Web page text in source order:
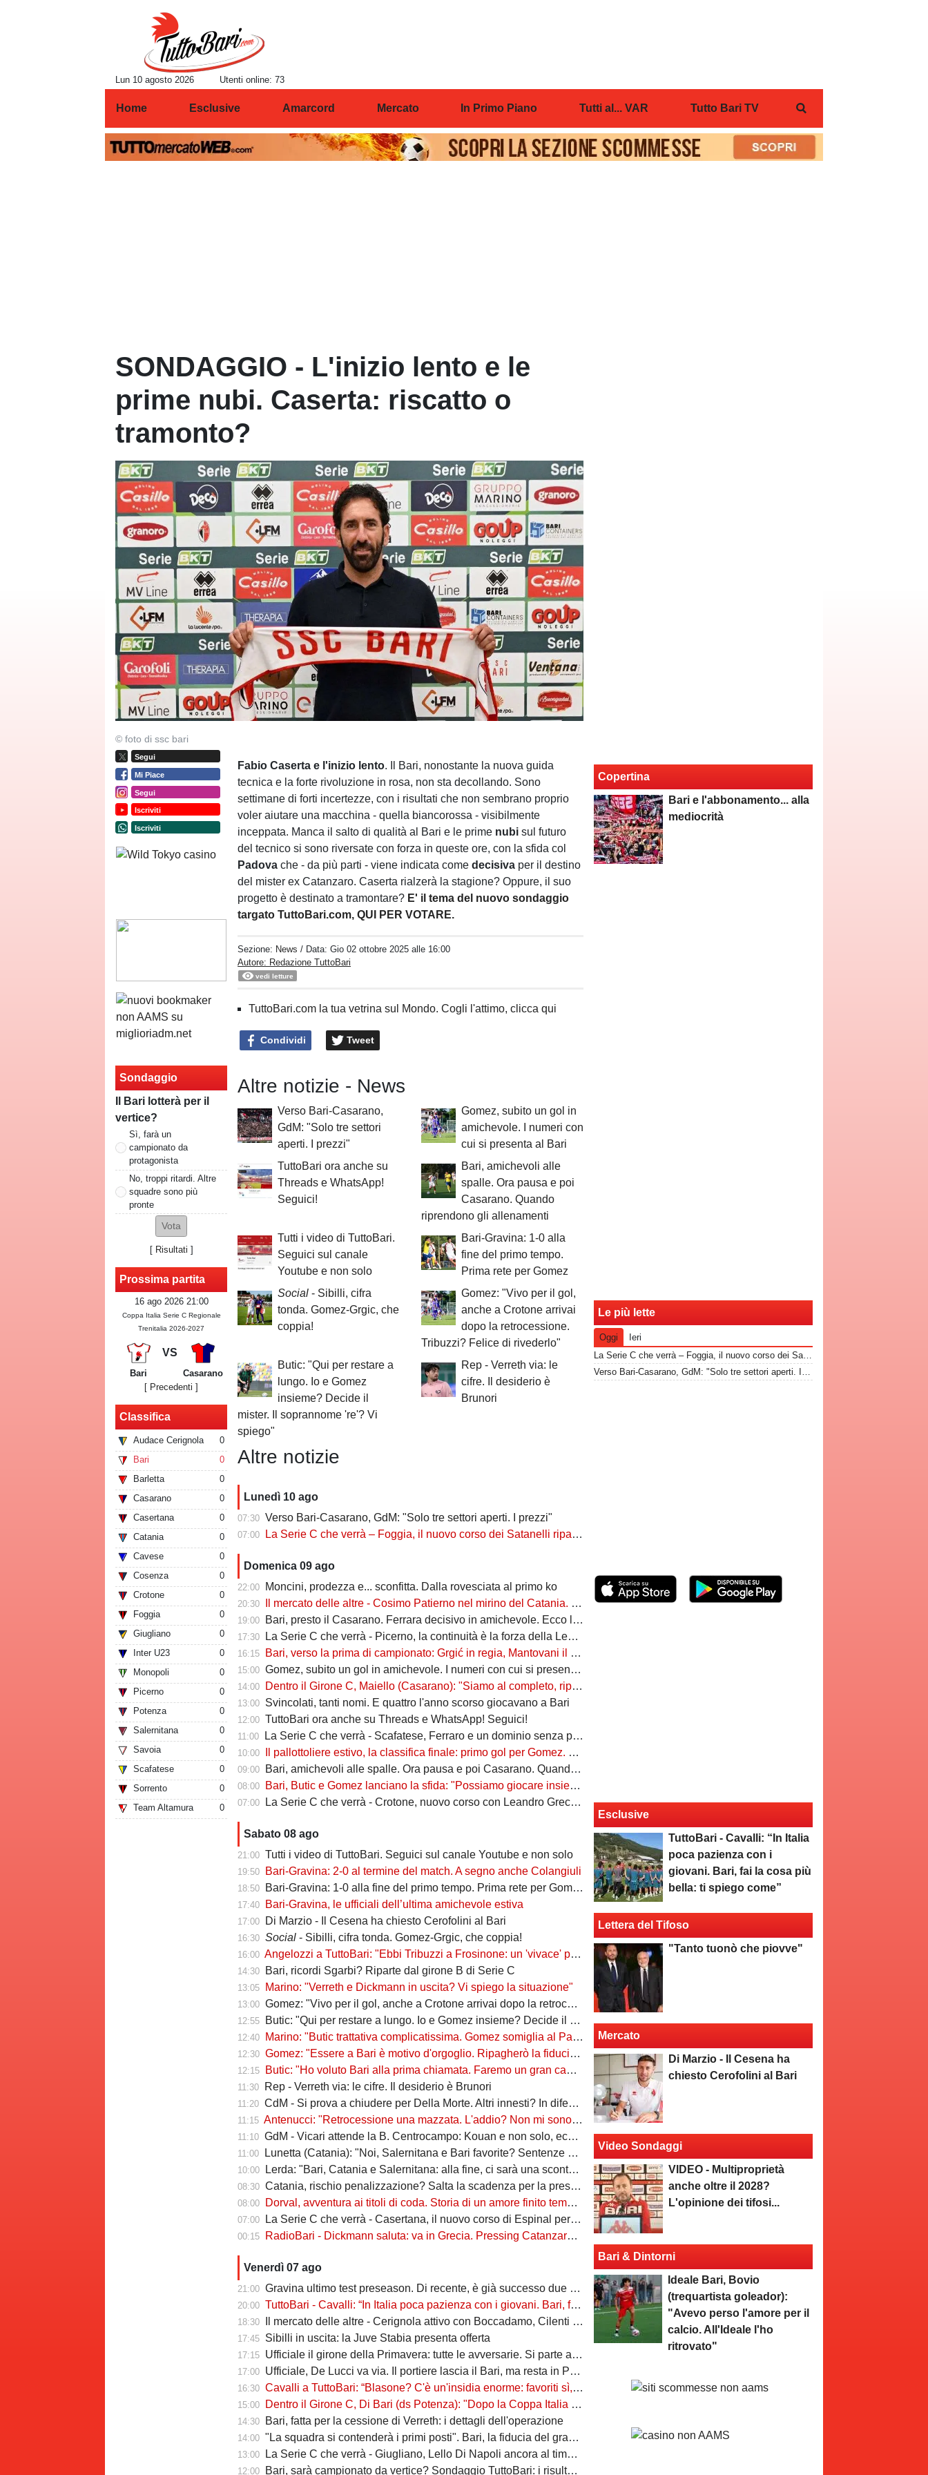
Lun 10 agosto 2026 Utenti online: 73
Home Esclusive Amarcord Mercato In Primo Piano Tutti al... VAR Tutto Bari TV
SONDAGGIO - L'inizio lento e le
prime nubi. Caserta: riscatto o
tramonto?
© foto di ssc bari
Segui
Mi Piace
Segui
Iscriviti
Iscriviti
Sondaggio
Il Bari lotterà per il
vertice?
Sì, farà un
campionato da
protagonista
No, troppi ritardi. Altre
squadre sono più
pronte
[ Risultati ]
Prossima partita
16 ago 2026 21:00
Coppa Italia Serie C Regionale
Trenitalia 2026-2027
VS
Bari
Casarano
[ Precedenti ]
Classifica
Audace Cerignola
0
Bari
0
Barletta
0
Casarano
0
Casertana
0
Catania
0
Cavese
0
Cosenza
0
Crotone
0
Foggia
0
Giugliano
0
Inter U23
0
Monopoli
0
Picerno
0
Potenza
0
Salernitana
0
Savoia
0
Scafatese
0
Sorrento
0
Team Altamura
0
Fabio Caserta e l'inizio lento. Il Bari, nonostante la nuova guida
tecnica e la forte rivoluzione in rosa, non sta decollando. Sono
settimane di forti incertezze, con i risultati che non sembrano proprio
voler aiutare una macchina - quella biancorossa - visibilmente
inceppata. Manca il salto di qualità al Bari e le prime nubisul futuro
del tecnico si sono riversate con forza in queste ore, con la sfida col
Padovache - da più parti - viene indicata comedecisiva per il destino
del mister ex Catanzaro. Caserta rialzerà la stagione? Oppure, il suo
progetto è destinato a tramontare? E' il tema del nuovo sondaggio
targato TuttoBari.com, QUI PER VOTARE.
Sezione: News / Data:Gio 02 ottobre 2025 alle 16:00
Autore: Redazione TuttoBari
vedi letture
TuttoBari.com la tua vetrina sul Mondo. Cogli l'attimo, clicca qui
Condividi Tweet
Altre notizie - News
Verso Bari-Casarano,
GdM: "Solo tre settori
aperti. I prezzi"
Gomez, subito un gol in
amichevole. I numeri con
cui si presenta al Bari
TuttoBari ora anche su
Threads e WhatsApp!
Seguici!
Bari, amichevoli alle
spalle. Ora pausa e poi
Casarano. Quando
riprendono gli allenamenti
Tutti i video di TuttoBari.
Seguici sul canale
Youtube e non solo
Bari-Gravina: 1-0 alla
fine del primo tempo.
Prima rete per Gomez
Social - Sibilli, cifra
tonda. Gomez-Grgic, che
coppia!
Gomez: "Vivo per il gol,
anche a Crotone arrivai
dopo la retrocessione.
Tribuzzi? Felice di rivederlo"
Butic: "Qui per restare a
lungo. Io e Gomez
insieme? Decide il
mister. Il soprannome 're'? Vi
spiego"
Rep - Verreth via: le
cifre. Il desiderio è
Brunori
Altre notizie
Lunedì 10 ago
07:30 Verso Bari-Casarano, GdM: "Solo tre settori aperti. I prezzi"
07:00 La Serie C che verrà – Foggia, il nuovo corso dei Satanelli riparte da Auteri: una piazza storica a caccia di riscatto
Domenica 09 ago
22:00 Moncini, prodezza e... sconfitta. Dalla rovesciata al primo ko
20:30 Il mercato delle altre - Cosimo Patierno nel mirino del Catania. Manzi firma con la Scafatese. Obiettivo Fedel per il Cosenza
19:00 Bari, presto il Casarano. Ferrara decisivo in amichevole. Ecco l'undici schierato
17:30 La Serie C che verrà - Picerno, la continuità è la forza della Leonessa
16:15 Bari, verso la prima di campionato: Grgić in regia, Mantovani il capitano. E Darboe ritrova spazio
15:00 Gomez, subito un gol in amichevole. I numeri con cui si presenta al Bari
14:00 Dentro il Girone C, Maiello (Casarano): "Siamo al completo, ripartiamo con entusiasmo. Di Bari confermato? Abbiamo esultato"
13:00 Svincolati, tanti nomi. E quattro l'anno scorso giocavano a Bari
12:00 TuttoBari ora anche su Threads e WhatsApp! Seguici!
11:00 La Serie C che verrà - Scafatese, Ferraro e un dominio senza precedenti: la matricola che sogna in grande
10:00 Il pallottoliere estivo, la classifica finale: primo gol per Gomez. Colangiuli il re
09:00 Bari, amichevoli alle spalle. Ora pausa e poi Casarano. Quando riprendono gli allenamenti
08:00 Bari, Butic e Gomez lanciano la sfida: "Possiamo giocare insieme. Essere a Bari un onore"
07:00 La Serie C che verrà - Crotone, nuovo corso con Leandro Greco: i pitagorici vogliono restare tra le grandi
Sabato 08 ago
21:00 Tutti i video di TuttoBari. Seguici sul canale Youtube e non solo
19:50 Bari-Gravina: 2-0 al termine del match. A segno anche Colangiuli
18:50 Bari-Gravina: 1-0 alla fine del primo tempo. Prima rete per Gomez
17:40 Bari-Gravina, le ufficiali dell’ultima amichevole estiva
17:00 Di Marzio - Il Cesena ha chiesto Cerofolini al Bari
16:30 Social - Sibilli, cifra tonda. Gomez-Grgic, che coppia!
16:00 Angelozzi a TuttoBari: "Ebbi Tribuzzi a Frosinone: un 'vivace' professionista, in C è un nome importante"
14:30 Bari, ricordi Sgarbi? Riparte dal girone B di Serie C
13:05 Marino: "Verreth e Dickmann in uscita? Vi spiego la situazione"
13:00 Gomez: "Vivo per il gol, anche a Crotone arrivai dopo la retrocessione. Tribuzzi? Felice di rivederlo"
12:55 Butic: "Qui per restare a lungo. Io e Gomez insieme? Decide il mister. Il soprannome 're'? Vi spiego"
12:40 Marino: "Butic trattativa complicatissima. Gomez somiglia al Papu"
12:30 Gomez: "Essere a Bari è motivo d'orgoglio. Ripagherò la fiducia che mi è stata data"
12:15 Butic: "Ho voluto Bari alla prima chiamata. Faremo un gran campionato, daremo tutto"
11:30 Rep - Verreth via: le cifre. Il desiderio è Brunori
11:20 CdM - Si prova a chiudere per Della Morte. Altri innesti? In difesa e a centrocampo
11:15 Antenucci: "Retrocessione una mazzata. L'addio? Non mi sono sentito voluto. Io, Di Cesare e Bianco, la nuova idea"
11:10 GdM - Vicari attende la B. Centrocampo: Kouan e non solo, ecco i monitorati. Della Morte...
11:00 Lunetta (Catania): "Noi, Salernitana e Bari favorite? Sentenze di agosto"
10:00 Lerda: "Bari, Catania e Salernitana: alla fine, ci sarà una scontenta"
08:30 Catania, rischio penalizzazione? Salta la scadenza per la presentazione di fideiussione aggiuntiva
08:00 Dorval, avventura ai titoli di coda. Storia di un amore finito tempo fa
07:00 La Serie C che verrà - Casertana, il nuovo corso di Espinal per un'altra stagione da protagonista
00:15 RadioBari - Dickmann saluta: va in Grecia. Pressing Catanzaro per Dorval, Vicari piace ad una pugliese
Venerdì 07 ago
21:00 Gravina ultimo test preseason. Di recente, è già successo due volte
20:00 TuttoBari - Cavalli: “In Italia poca pazienza con i giovani. Bari, fai la cosa più bella: ti spiego come”
18:30 Il mercato delle altre - Cerignola attivo con Boccadamo, Cilenti e Padula. Casertana su Antonio Ferrara. Della Morte piace al Foggia
17:45 Sibilli in uscita: la Juve Stabia presenta offerta
17:15 Ufficiale il girone della Primavera: tutte le avversarie. Si parte a settembre
17:00 Ufficiale, De Lucci va via. Il portiere lascia il Bari, ma resta in Puglia
16:30 Cavalli a TuttoBari: “Blasone? C'è un'insidia enorme: favoriti sì, ma non basta”
15:00 Dentro il Girone C, Di Bari (ds Potenza): "Dopo la Coppa Italia vinta, vogliamo infastidire ancora. Vi nomino qualche nostro giovane"
14:30 Bari, fatta per la cessione di Verreth: i dettagli dell'operazione
14:00 "La squadra si contenderà i primi posti". Bari, la fiducia del grande ex
13:00 La Serie C che verrà - Giugliano, Lello Di Napoli ancora al timone: il re delle salvezze vuole evitare un'altra stagione da brividi
12:00 Bari, sarà campionato da vertice? Sondaggio TuttoBari: i risultati provvisori
Copertina
Bari e l'abbonamento... alla
mediocrità
Le più lette
Oggi
Ieri
La Serie C che verrà – Foggia, il nuovo corso dei Satanelli riparte da Auteri: una piazza storica a caccia di riscatto
Verso Bari-Casarano, GdM: "Solo tre settori aperti. I prezzi"
Esclusive
TuttoBari - Cavalli: “In Italia
poca pazienza con i
giovani. Bari, fai la cosa più
bella: ti spiego come”
Lettera del Tifoso
"Tanto tuonò che piovve"
Mercato
Di Marzio - Il Cesena ha
chiesto Cerofolini al Bari
Video Sondaggi
VIDEO - Multiproprietà
anche oltre il 2028?
L'opinione dei tifosi...
Bari & Dintorni
Ideale Bari, Bovio
(trequartista goleador):
"Avevo perso l'amore per il
calcio. All'Ideale l'ho
ritrovato"